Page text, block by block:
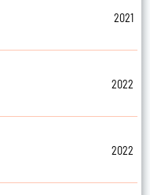
2021
2022
2022